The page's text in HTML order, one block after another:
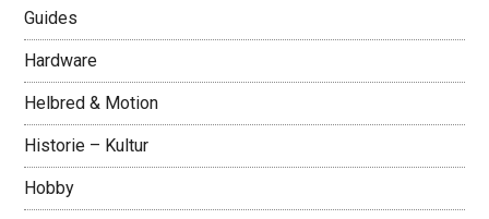
Guides
Hardware
Helbred & Motion
Historie – Kultur
Hobby